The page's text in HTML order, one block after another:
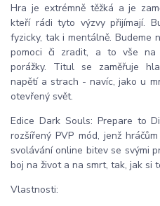
Hra je extrémně těžká a je
kteří rádi tyto výzvy přijímají.
fyzicky, tak i mentálně. Budeme
pomoci či zradit, a to vše na
porážky. Titul se zaměřuje
napětí a strach - navíc, jako u
otevřený svět.
Edice Dark Souls: Prepare to
rozšířený PVP mód, jenž
svolávání online bitev se svými
boj na život a na smrt, tak, jak si
Vlastnosti: